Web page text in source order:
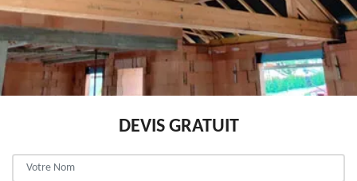
DEVIS GRATUIT